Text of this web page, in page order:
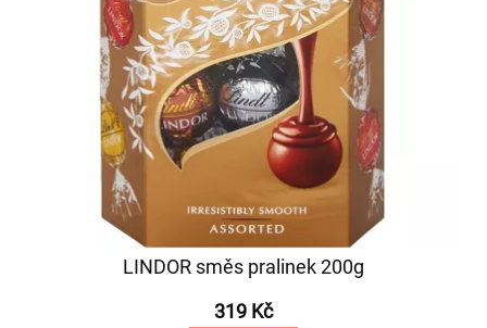
LINDOR směs pralinek 200g
319 Kč